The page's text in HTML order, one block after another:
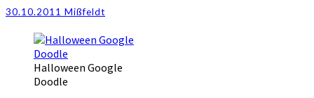
Doodle
Video)
30.10.2011 Mißfeldt
Halloween Google
Doodle